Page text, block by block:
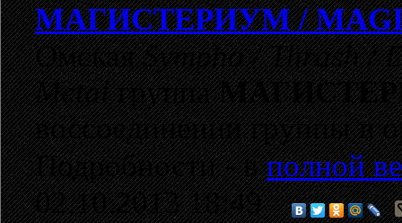
МАГИСТЕРИУМ /
ОмскаяSympho / Thrash /
Metalгруппа
воссоединении группы в
Подробности - вполной
02.10.2013 18:49